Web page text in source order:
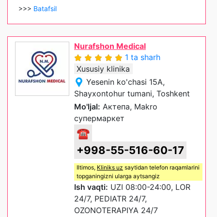
>>> Batafsil
Nurafshon Medical
1 ta sharh
Xususiy klinika
Yesenin ko'chasi 15A,
Shayxontohur tumani, Toshkent
Mo'ljal: Актепа, Makro
супермаркет
☎
+998-55-516-60-17
Iltimos, Kliniks uz saytidan telefon raqamlarini
topganingizni ularga aytsangiz
Ish vaqti: UZI 08:00-24:00, LOR
24/7, PEDIATR 24/7,
OZONOTERAPIYA 24/7